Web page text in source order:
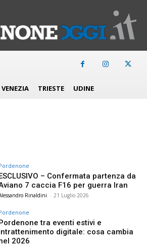
VENEZIA TRIESTE UDINE
– Confermata partenza da
7 caccia F16 per guerra Iran
Rinaldini - 21 Luglio 2026
tra eventi estivi e
digitale: cosa cambia
2026